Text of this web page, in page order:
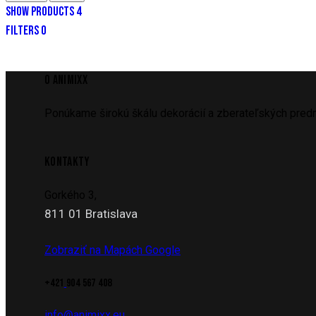
SHOW PRODUCTS4
FILTERS0
811 01 Bratislava
Zobraziť na Mapách Google